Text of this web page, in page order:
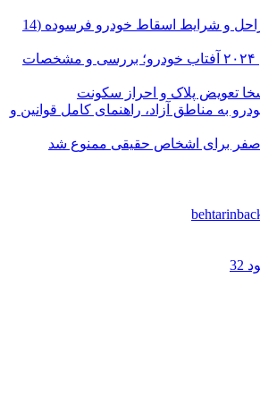
راهنمای کامل مراحل و شرایط اسقاط خودرو فرسوده (14
مزدا CX-30 مدل ۲۰۲۴ آفتاب خودرو؛ بررسی و مشخصات
تعویض پلاک و احراز سکونت
به مناطق آزاد، راهنمای کامل قوانین و
برای اشخاص حقیقی ممنوع شد